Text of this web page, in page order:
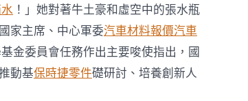
！」她對著牛土豪和虛空中的張水瓶
家主席、中心軍委汽車材料報價汽車
金委員會任務作出主要唆使指出，國
動基保時捷零件礎研討、培養創新人